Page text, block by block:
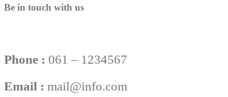
Be in touch with us
Phone : 061 – 1234567
Email : mail@info.com